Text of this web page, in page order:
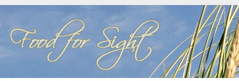
Recherche